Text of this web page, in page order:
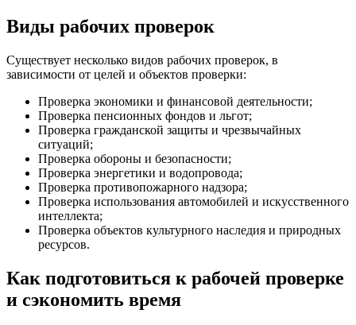
Виды рабочих проверок
Существует несколько видов рабочих проверок, в
зависимости от целей и объектов проверки:
Проверка экономики и финансовой деятельности;
Проверка пенсионных фондов и льгот;
Проверка гражданской защиты и чрезвычайных
ситуаций;
Проверка обороны и безопасности;
Проверка энергетики и водопровода;
Проверка противопожарного надзора;
Проверка использования автомобилей и искусственного
интеллекта;
Проверка объектов культурного наследия и природных
ресурсов.
Как подготовиться к рабочей проверке
и сэкономить время